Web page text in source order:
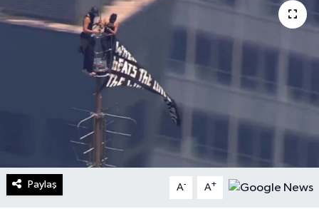
Paylaş A- A+